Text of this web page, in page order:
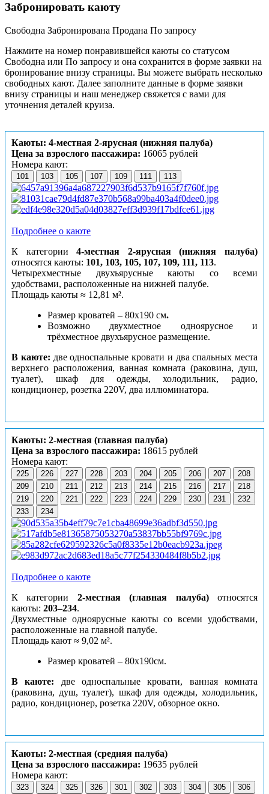
Забронировать каюту
Свободна Забронирована Продана По запросу
Нажмите на номер понравившейся каюты со статусом
Свободна или По запросу и она сохранится в форме заявки на
бронирование внизу страницы. Вы можете выбрать несколько
свободных кают. Далее заполните данные в форме заявки
внизу страницы и наш менеджер свяжется с вами для
уточнения деталей круиза.
Каюты: 4-местная 2-ярусная (нижняя палуба)
Цена за взрослого пассажира: 16065 рублей
Номера кают:
101 103 105 107 109 111 113
Подробнее о каюте
К категории4-местная 2-ярусная (нижняя палуба)
относятся каюты: 101, 103, 105, 107, 109, 111, 113.
Четырехместные двухъярусные каюты со всеми
удобствами, расположенные на нижней палубе.
Площадь каюты ≈ 12,81 м².
Размер кроватей – 80х190 см.
Возможно двухместное одноярусное и
трёхместное двухъярусное размещение.
В каюте: две односпальные кровати и два спальных места
верхнего расположения, ванная комната (раковина, душ,
туалет), шкаф для одежды, холодильник, радио,
кондиционер, розетка 220V, два иллюминатора.
Каюты: 2-местная (главная палуба)
Цена за взрослого пассажира: 18615 рублей
Номера кают:
225 226 227 228 203 204 205 206 207
208
209
210 211 212 213 214 215 216 217
218
219
220 221 222 223 224 229 230 231
232
233
234
Подробнее о каюте
К категории 2-местная (главная палуба)относятся
каюты: 203–234.
Двухместные одноярусные каюты со всеми удобствами,
расположенные на главной палубе.
Площадь кают ≈ 9,02 м².
Размер кроватей – 80х190см.
В каюте: две односпальные кровати, ванная комната
(раковина, душ, туалет), шкаф для одежды, холодильник,
радио, кондиционер, розетка 220V, обзорное окно.
Каюты: 2-местная (средняя палуба)
Цена за взрослого пассажира: 19635 рублей
Номера кают:
323 324 325 326 301 302 303 304 305
306